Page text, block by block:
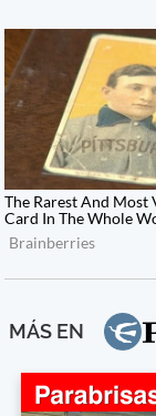
MÁS EN